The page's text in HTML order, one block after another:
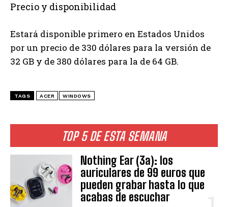
TOP 5 DE ESTA SEMANA
Nothing Ear (3a): los
auriculares de 99 euros que
pueden grabar hasta lo que
acabas de escuchar
Precio y disponibilidad
Estará disponible primero en Estados Unidos
por un precio de 330 dólares para la versión de
32 GB y de 380 dólares para la de 64 GB.
TAGS ACER WINDOWS